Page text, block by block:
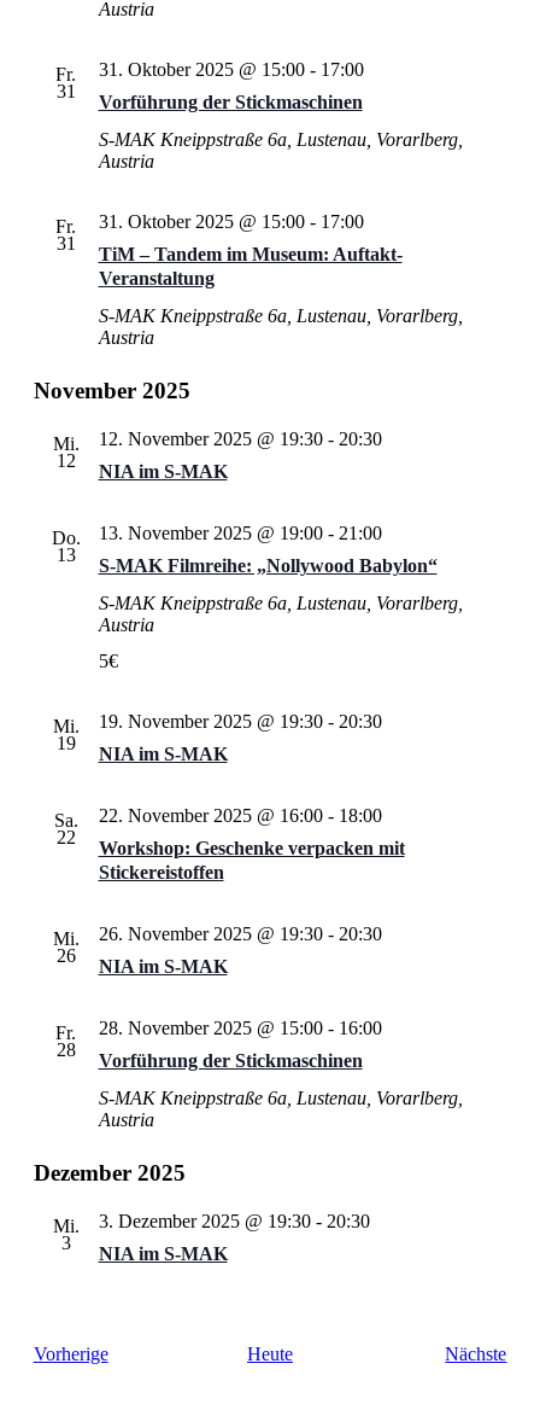
Austria
Fr.
31
Vorführung der Stickmaschinen
31. Oktober 2025 @ 15:00- 17:00
S-MAK Kneippstraße 6a, Lustenau, Vorarlberg,
Austria
Fr.
31
TiM – Tandem im Museum: Auftakt-
Veranstaltung
31. Oktober 2025 @ 15:00- 17:00
S-MAK Kneippstraße 6a, Lustenau, Vorarlberg,
Austria
November 2025
Mi.
12
NIA im S‑MAK
12. November 2025 @ 19:30- 20:30
Do.
13
S‑MAK Filmreihe: „Nollywood Babylon“
13. November 2025 @ 19:00- 21:00
S-MAK Kneippstraße 6a, Lustenau, Vorarlberg,
Austria
5€
Mi.
19
NIA im S‑MAK
19. November 2025 @ 19:30- 20:30
Sa.
22
Workshop: Geschenke verpacken mit
Stickereistoffen
22. November 2025 @ 16:00- 18:00
Mi.
26
NIA im S‑MAK
26. November 2025 @ 19:30- 20:30
Fr.
28
Vorführung der Stickmaschinen
28. November 2025 @ 15:00- 16:00
S-MAK Kneippstraße 6a, Lustenau, Vorarlberg,
Austria
Dezember 2025
Mi.
3
NIA im S‑MAK
3. Dezember 2025 @ 19:30- 20:30
VorherigeVeranstaltungen Heute Nächste